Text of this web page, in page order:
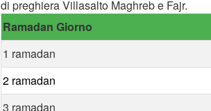
di preghiera Villasalto Maghreb e Fajr.
Ramadan Giorno
1 ramadan
2 ramadan
3 ramadan